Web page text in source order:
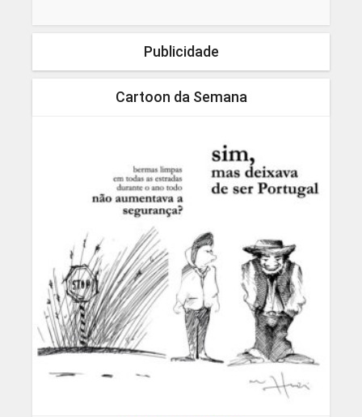
Publicidade
Cartoon da Semana